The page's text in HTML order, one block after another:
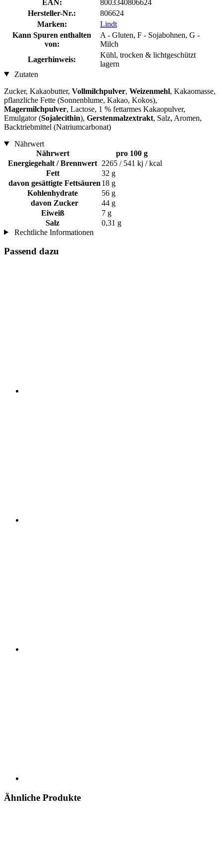
EAN:
8003340806624
Hersteller-Nr.:
806624
Marken:
Lindt
Kann Spuren enthalten
von:
A - Gluten, F - Sojabohnen, G -
Milch
Lagerhinweis:
Kühl, trocken & lichtgeschützt
lagern
Zutaten
Zucker, Kakaobutter, Vollmilchpulver, Weizenmehl, Kakaomasse,
pflanzliche Fette (Sonnenblume, Kakao, Kokos),
Magermilchpulver, Lactose, 1 % fettarmes Kakaopulver,
Emulgator (Sojalecithin), Gerstenmalzextrakt, Salz, Aromen,
Backtriebmittel (Natriumcarbonat)
Nährwert
Nährwert
pro 100 g
Energiegehalt / Brennwert 2265 / 541 kj / kcal
Fett
32 g
davon gesättigte Fettsäuren 18 g
Kohlenhydrate
56 g
davon Zucker
44 g
Eiweiß
7 g
Salz
0,31 g
Rechtliche Informationen
Passend dazu
Ähnliche Produkte